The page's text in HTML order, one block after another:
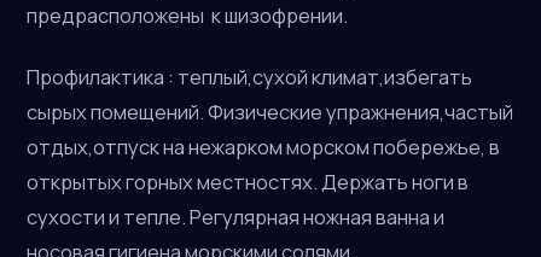
предрасположены к шизофрении.
Профилактика : теплый,сухой климат,избегать
сырых помещений. Физические упражнения,частый
отдых,отпуск на нежарком морском побережье, в
открытых горных местностях. Держать ноги в
сухости и тепле. Регулярная ножная ванна и
носовая гигиена морскими солями.